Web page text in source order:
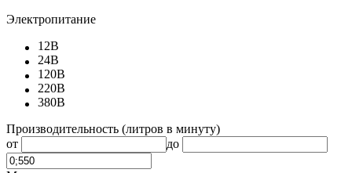
Электропитание
12В
24В
120В
220В
380В
Производительность (литров в минуту)
от
до